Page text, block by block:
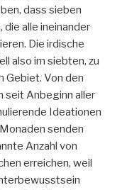
dass sieben
alle ineinander
Die irdische
also im siebten, zu
Gebiet. Von den
seit Anbeginn aller
Ideationen
senden
Anzahl von
erreichen, weil